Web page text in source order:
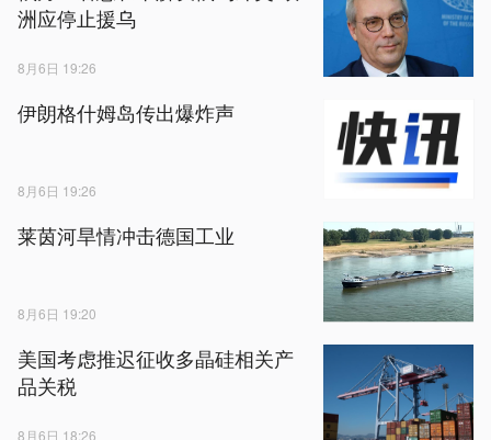
洲应停止援乌
8月6日 19:26
伊朗格什姆岛传出爆炸声
8月6日 19:26
莱茵河旱情冲击德国工业
8月6日 19:20
美国考虑推迟征收多晶硅相关产
品关税
8月6日 18:26